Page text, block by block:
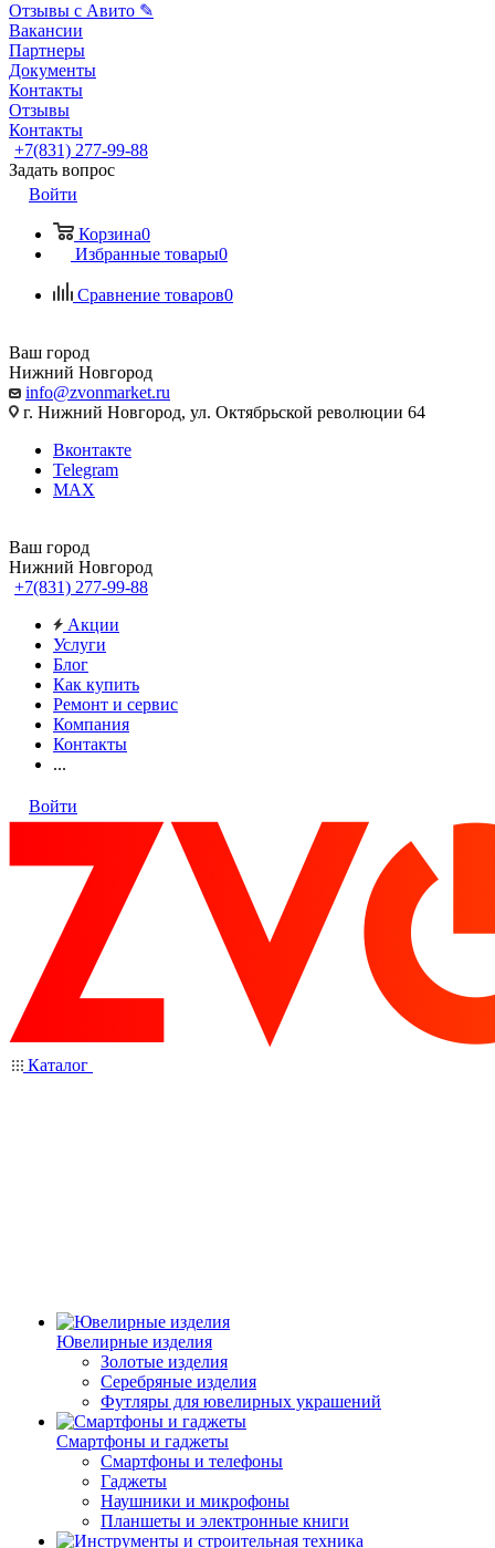
Отзывы с Авито ✎
Вакансии
Партнеры
Документы
Контакты
Отзывы
Контакты
+7(831) 277-99-88
Задать вопрос
Войти
Корзина0
Избранные товары0
Сравнение товаров0
Ваш город
Нижний Новгород
info@zvonmarket.ru
г. Нижний Новгород, ул. Октябрьской революции 64
Вконтакте
Telegram
MAX
Ваш город
Нижний Новгород
+7(831) 277-99-88
Акции
Услуги
Блог
Как купить
Ремонт и сервис
Компания
Контакты
...
Войти
Каталог
Ювелирные изделия
Золотые изделия
Серебряные изделия
Футляры для ювелирных украшений
Смартфоны и гаджеты
Смартфоны и телефоны
Гаджеты
Наушники и микрофоны
Планшеты и электронные книги